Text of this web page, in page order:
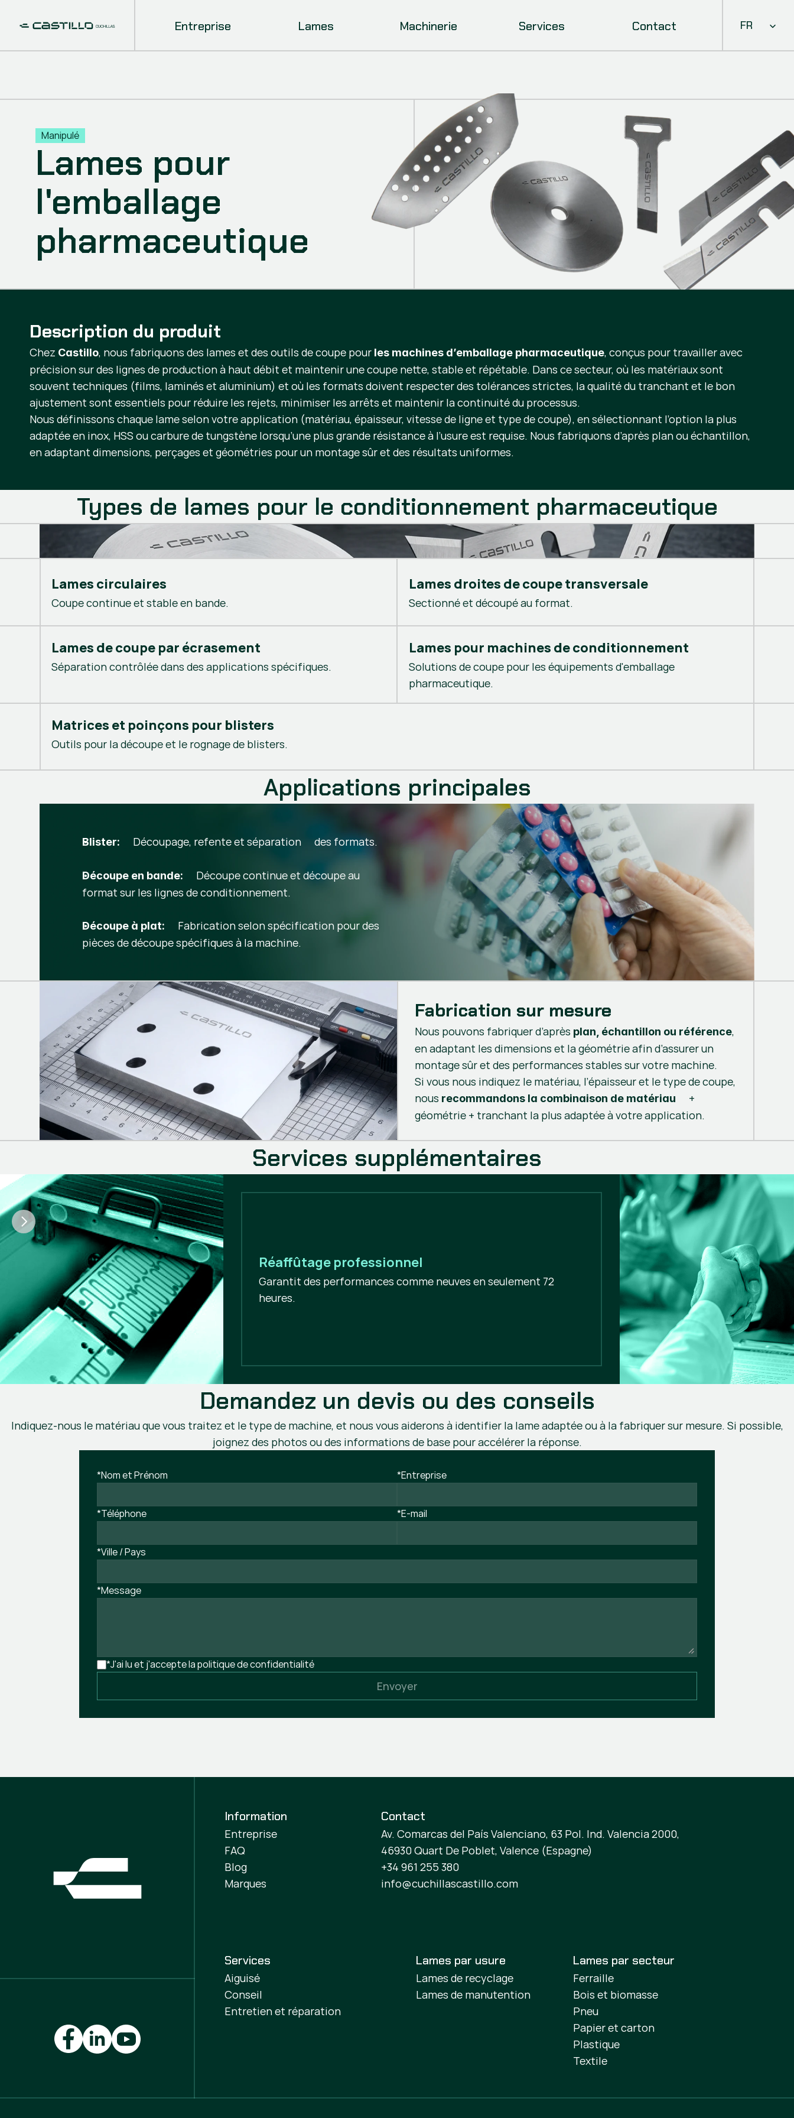
Entreprise Lames Machinerie Services Contact Select
FR
Manipulé
Lames pour
l'emballage
pharmaceutique
Description du produit
Chez Castillo, nous fabriquons des lames et des outils de coupe pour les machines d’emballage pharmaceutique, conçus pour travailler avec
précision sur des lignes de production à haut débit et maintenir une coupe nette, stable et répétable. Dans ce secteur, où les matériaux sont
souvent techniques (films, laminés et aluminium) et où les formats doivent respecter des tolérances strictes, la qualité du tranchant et le bon
ajustement sont essentiels pour réduire les rejets, minimiser les arrêts et maintenir la continuité du processus.
Nous définissons chaque lame selon votre application (matériau, épaisseur, vitesse de ligne et type de coupe), en sélectionnant l’option la plus
adaptée en inox, HSS ou carbure de tungstène lorsqu’une plus grande résistance à l’usure est requise. Nous fabriquons d’après plan ou échantillon,
en adaptant dimensions, perçages et géométries pour un montage sûr et des résultats uniformes.
Types de lames pour le conditionnement pharmaceutique
Lames circulaires
Coupe continue et stable en bande.
Lames droites de coupe transversale
Sectionné et découpé au format.
Lames de coupe par écrasement
Séparation contrôlée dans des applications spécifiques.
Lames pour machines de conditionnement
Solutions de coupe pour les équipements d'emballage
pharmaceutique.
Matrices et poinçons pour blisters
Outils pour la découpe et le rognage de blisters.
Applications principales
Blister: Découpage, refente et séparation des formats.
Découpe en bande: Découpe continue et découpe au
format sur les lignes de conditionnement.
Découpe à plat: Fabrication selon spécification pour des
pièces de découpe spécifiques à la machine.
Fabrication sur mesure
Nous pouvons fabriquer d’après plan, échantillon ou référence,
en adaptant les dimensions et la géométrie afin d’assurer un
montage sûr et des performances stables sur votre machine.
Si vous nous indiquez le matériau, l’épaisseur et le type de coupe,
nous recommandons la combinaison de matériau
+
géométrie + tranchant la plus adaptée à votre application.
Services supplémentaires
Réaffûtage professionnel
Garantit des performances comme neuves en seulement 72
heures.
Demandez un devis ou des conseils
Indiquez-nous le matériau que vous traitez et le type de machine, et nous vous aiderons à identifier la lame adaptée ou à la fabriquer sur mesure. Si possible,
joignez des photos ou des informations de base pour accélérer la réponse.
*Nom et Prénom *Entreprise
*Téléphone *E-mail
*Ville / Pays
*Message
*J'ai lu et j'accepte la politique de confidentialité
Envoyer
Information
Entreprise
FAQ
Blog
Marques
Contact
Av. Comarcas del País Valenciano, 63 Pol. Ind. Valencia 2000,
46930 Quart De Poblet, Valence (Espagne)
+34 961 255 380
info@cuchillascastillo.com
Services
Aiguisé
Conseil
Entretien et réparation
Lames par usure
Lames de recyclage
Lames de manutention
Lames par secteur
Ferraille
Bois et biomasse
Pneu
Papier et carton
Plastique
Textile